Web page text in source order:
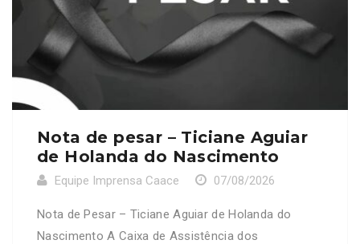
Nota de pesar – Ticiane Aguiar
de Holanda do Nascimento
Equipe Imprensa Caace 07/08/2026
Nota de Pesar – Ticiane Aguiar de Holanda do
Nascimento A Caixa de Assistência dos